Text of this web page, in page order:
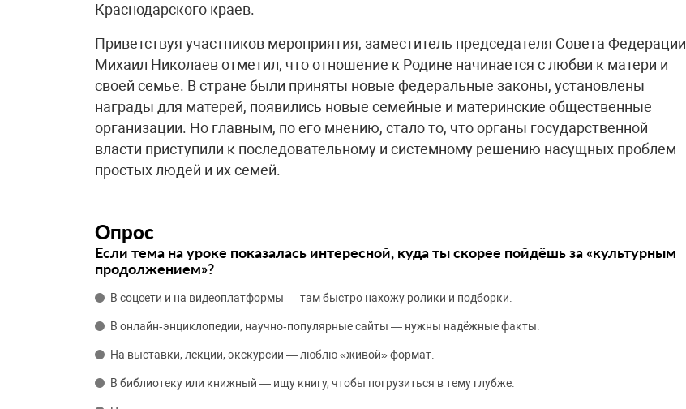
Краснодарского краев.
Приветствуя участников мероприятия, заместитель председателя Совета Федерации
Михаил Николаев отметил, что отношение к Родине начинается с любви к матери и
своей семье. В стране были приняты новые федеральные законы, установлены
награды для матерей, появились новые семейные и материнские общественные
организации. Но главным, по его мнению, стало то, что органы государственной
власти приступили к последовательному и системному решению насущных проблем
простых людей и их семей.
Опрос
Если тема на уроке показалась интересной, куда ты скорее пойдёшь за «культурным
продолжением»?
В соцсети и на видеоплатформы — там быстро нахожу ролики и подборки.
В онлайн‑энциклопедии, научно‑популярные сайты — нужны надёжные факты.
На выставки, лекции, экскурсии — люблю «живой» формат.
В библиотеку или книжный — ищу книгу, чтобы погрузиться в тему глубже.